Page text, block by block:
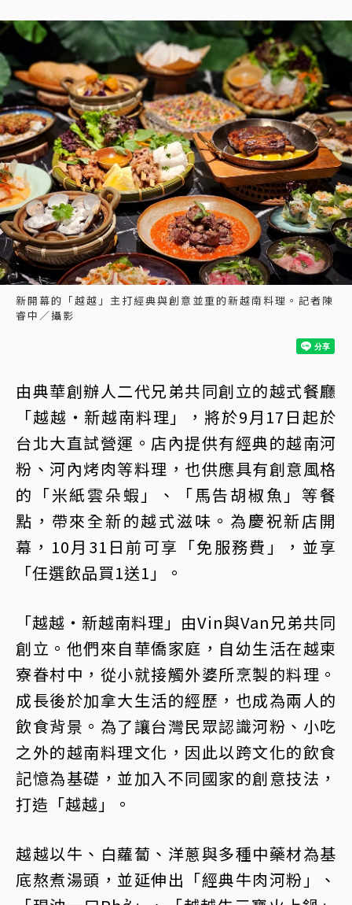
新開幕的「越越」主打經典與創意並重的新越南料理。記者陳
睿中／攝影
由典華創辦人二代兄弟共同創立的越式餐廳
「越越・新越南料理」，將於9月17日起於
台北大直試營運。店內提供有經典的越南河
粉、河內烤肉等料理，也供應具有創意風格
的「米紙雲朵蝦」、「馬告胡椒魚」等餐
點，帶來全新的越式滋味。為慶祝新店開
幕，10月31日前可享「免服務費」，並享
「任選飲品買1送1」。
「越越・新越南料理」由Vin與Van兄弟共同
創立。他們來自華僑家庭，自幼生活在越柬
寮眷村中，從小就接觸外婆所烹製的料理。
成長後於加拿大生活的經歷，也成為兩人的
飲食背景。為了讓台灣民眾認識河粉、小吃
之外的越南料理文化，因此以跨文化的飲食
記憶為基礎，並加入不同國家的創意技法，
打造「越越」。
越越以牛、白蘿蔔、洋蔥與多種中藥材為基
底熬煮湯頭，並延伸出「經典牛肉河粉」、